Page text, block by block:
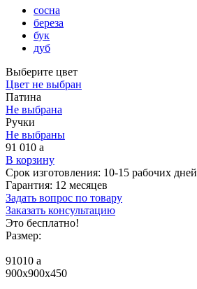
сосна
береза
бук
дуб
Выберите цвет
Цвет не выбран
Патина
Не выбрана
Ручки
Не выбраны
91 010 a
В корзину
Срок изготовления: 10-15 рабочих дней
Гарантия: 12 месяцев
Задать вопрос по товару
Заказать консультацию
Это бесплатно!
Размер:
91010 a
900x900x450